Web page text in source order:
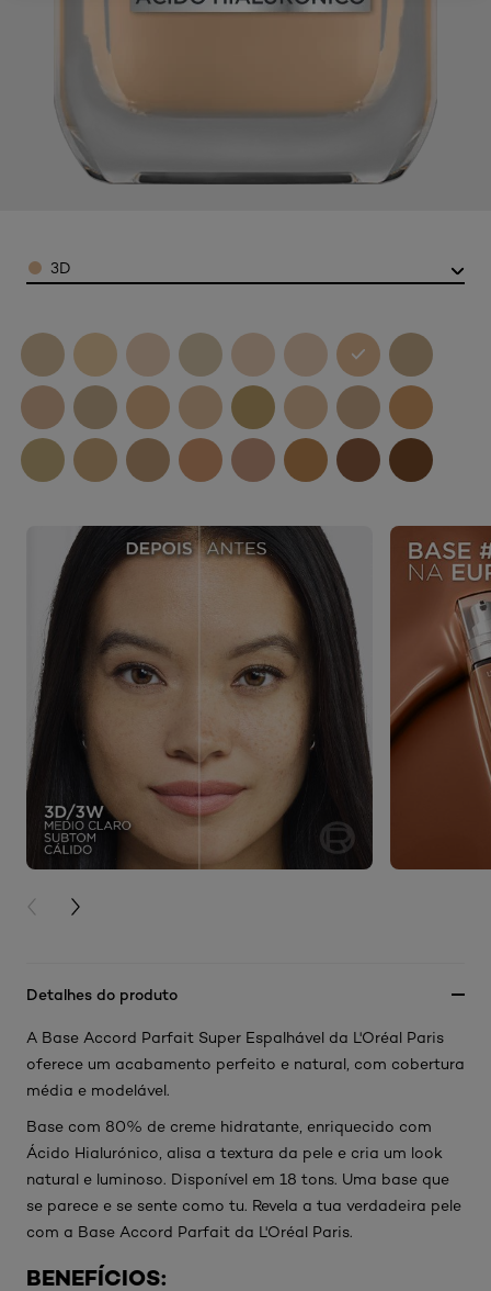
Color
3D
PREVIOUS CARD
NEXT CARD
Detalhes do produto
A Base Accord Parfait Super Espalhável da L'Oréal Paris
oferece um acabamento perfeito e natural, com cobertura
média e modelável.
Base com 80% de creme hidratante, enriquecido com
Ácido Hialurónico, alisa a textura da pele e cria um look
natural e luminoso. Disponível em 18 tons. Uma base que
se parece e se sente como tu. Revela a tua verdadeira pele
com a Base Accord Parfait da L'Oréal Paris.
BENEFÍCIOS: